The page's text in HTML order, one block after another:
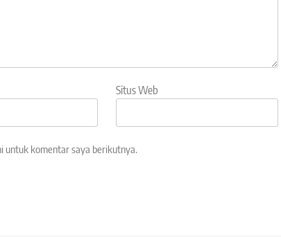
Situs Web
untuk komentar saya berikutnya.